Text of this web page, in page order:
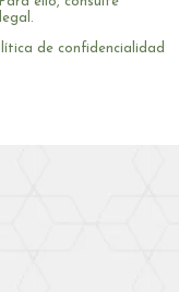
de confidencialidad